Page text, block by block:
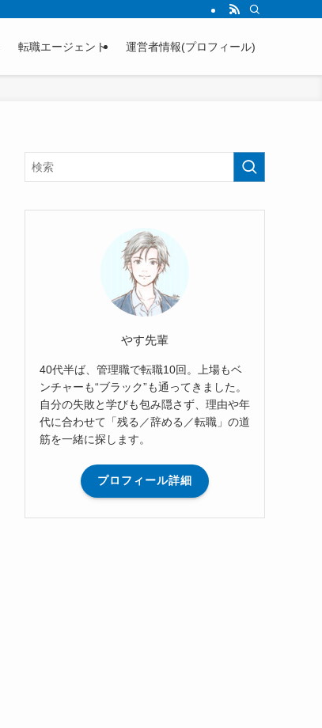
転職エージェント 運営者情報(プロフィール)
やす先輩
40代半ば、管理職で転職10回。上場もベ
ンチャーも“ブラック”も通ってきました。
自分の失敗と学びも包み隠さず、理由や年
代に合わせて「残る／辞める／転職」の道
筋を一緒に探します。
プロフィール詳細